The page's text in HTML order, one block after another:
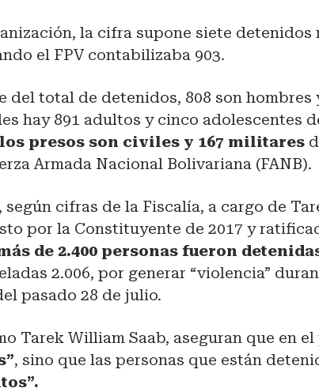
la cifra supone siete detenidos
el FPV contabilizaba 903.
del total de detenidos, 808 son hombres
hay 891 adultos y cinco adolescentes
los presos son civiles y 167 militares
Armada Nacional Bolivariana (FANB).
según cifras de la Fiscalía, a cargo de
por la Constituyente de 2017 y
de 2.400 personas fueron
2.006, por generar “violencia”
pasado 28 de julio.
Tarek William Saab, aseguran que en el
, sino que las personas que están